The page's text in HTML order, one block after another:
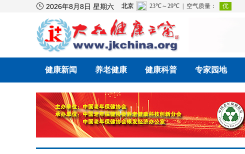
 2026年8月8日 星期六
健康新闻 养老健康 健康科普 专家园地